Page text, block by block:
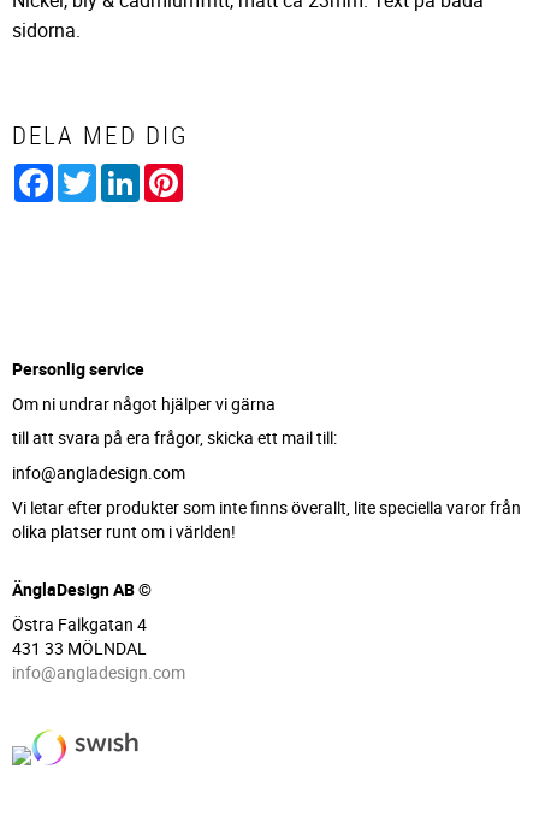
sidorna.
DELA MED DIG
Facebook
TwitterLinkedIn
Personlig service
Om ni undrar något hjälper vi gärna
till att svara på era frågor, skicka ett mail till:
info@angladesign.com
Vi letar efter produkter som inte finns överallt, lite speciella varor från
olika platser runt om i världen!
ÄnglaDesign AB ©
Östra Falkgatan 4
431 33 MÖLNDAL
info@angladesign.com